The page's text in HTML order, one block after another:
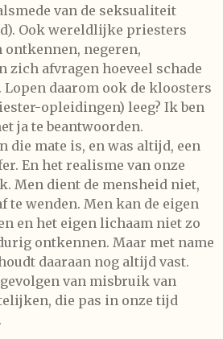
van de seksualiteit
Ook wereldlijke priesters
ontkennen, negeren,
zich afvragen hoeveel schade
daarom ook de kloosters
opleidingen) leeg? Ik ben
ja te beantwoorden.
die mate is, en was altijd, een
En het realisme van onze
Men dient de mensheid niet,
te wenden. Men kan de eigen
en het eigen lichaam niet zo
ontkennen. Maar met name
daaraan nog altijd vast.
van misbruik van
die pas in onze tijd